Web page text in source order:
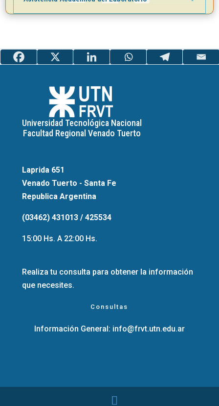
Universidad Tecnológica Nacional
Facultad Regional Venado Tuerto
Laprida 651
Venado Tuerto - Santa Fe
Republica Argentina
(03462) 431013 / 425534
15:00 Hs. A 22:00 Hs.
Realiza tu consulta para obtener la información
que necesites.
Consultas
Información General: info@frvt.utn.edu.ar